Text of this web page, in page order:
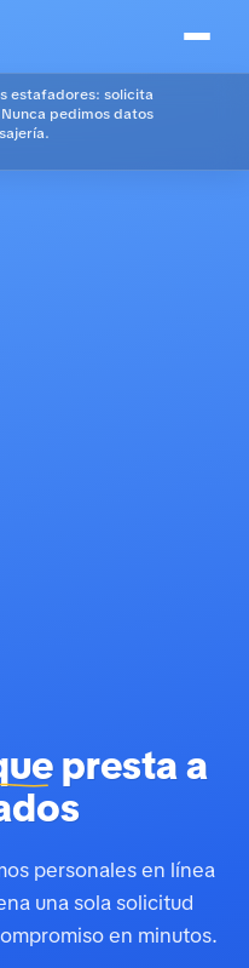
estafadores: solicita
pedimos datos
presta a
personales en línea
una sola solicitud
en minutos.